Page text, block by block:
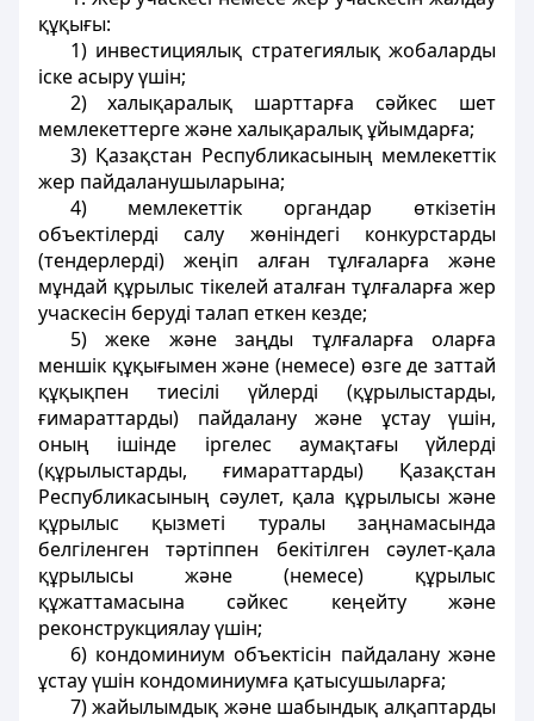
құқығы:
1) инвестициялық стратегиялық жобаларды
іске асыру үшін;
2) халықаралық шарттарға сәйкес шет
мемлекеттерге және халықаралық ұйымдарға;
3) Қазақстан Республикасының мемлекеттік
жер пайдаланушыларына;
4) мемлекеттік органдар өткізетін
объектілерді салу жөніндегі конкурстарды
(тендерлерді) жеңіп алған тұлғаларға және
мұндай құрылыс тікелей аталған тұлғаларға жер
учаскесін беруді талап еткен кезде;
5) жеке және заңды тұлғаларға оларға
меншік құқығымен және (немесе) өзге де заттай
құқықпен тиесілі үйлерді (құрылыстарды,
ғимараттарды) пайдалану және ұстау үшін,
оның ішінде іргелес аумақтағы үйлерді
(құрылыстарды, ғимараттарды) Қазақстан
Республикасының сәулет, қала құрылысы және
құрылыс қызметі туралы заңнамасында
белгіленген тәртіппен бекітілген сәулет-қала
құрылысы және (немесе) құрылыс
құжаттамасына сәйкес кеңейту және
реконструкциялау үшін;
6) кондоминиум объектісін пайдалану және
ұстау үшін кондоминиумға қатысушыларға;
7) жайылымдық және шабындық алқаптарды